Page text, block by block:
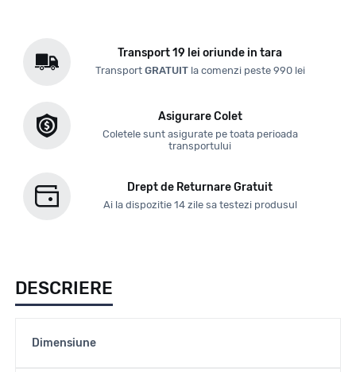
Transport 19 lei oriunde in tara
Transport GRATUITla comenzi peste 990 lei
Asigurare Colet
Coletele sunt asigurate pe toata perioada
transportului
Drept de Returnare Gratuit
Ai la dispozitie 14 zile sa testezi produsul
DESCRIERE
Dimensiune